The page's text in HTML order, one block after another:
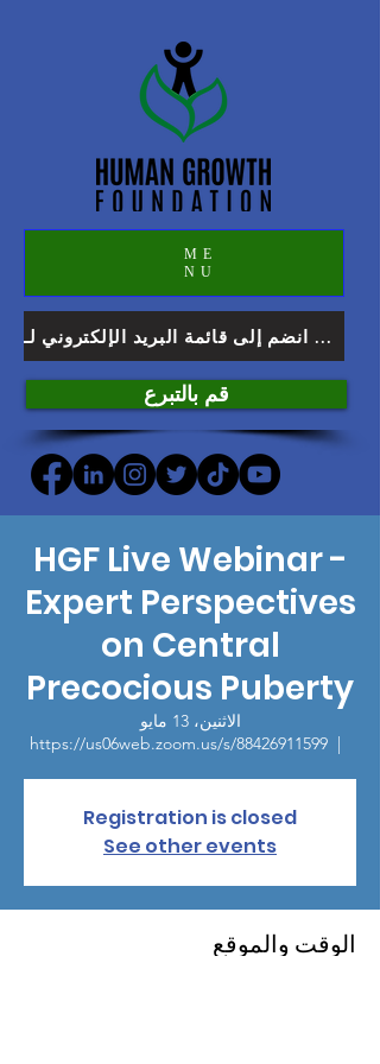
ME
NU
انضم إلى قائمة البريد الإلكتروني لـ HGF
قم بالتبرع
HGF Live Webinar -
Expert Perspectives
on Central
Precocious Puberty
الاثنين، 13 مايو
  |
https://us06web.zoom.us/s/88426911599
Registration is closed
See other events
الوقت والموقع